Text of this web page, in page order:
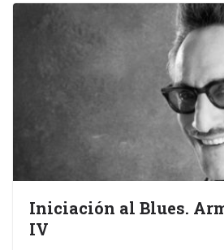
Iniciación al Blues.
IV